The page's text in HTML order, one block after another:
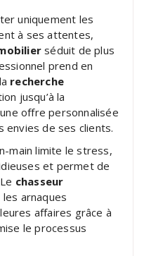
uniquement les
à ses attentes,
séduit de plus
prend en
recherche
jusqu’à la
offre personnalisée
envies de ses clients.
main limite le stress,
et permet de
chasseur
arnaques
affaires grâce à
le processus